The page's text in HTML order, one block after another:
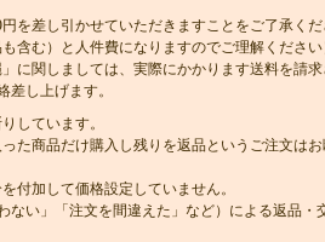
差し引かせていただきますことをご了承くだ
含む）と人件費になりますのでご理解ください
に関しましては、実際にかかります送料を請求
し上げます。
しています。
た商品だけ購入し残りを返品というご注文はお
付加して価格設定していません。
い」「注文を間違えた」など）による返品・